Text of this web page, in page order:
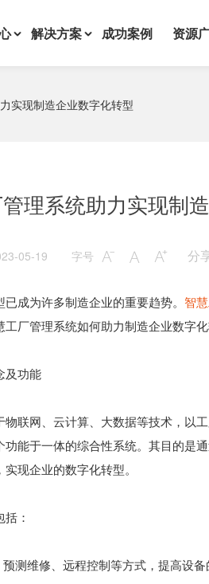
解决方案 成功案例 资源
实现制造企业数字化转型
理系统助力实现制
05-19 字号    分
成为许多制造企业的重要趋势。 智
厂管理系统如何助力制造企业数字化
及功能
联网、云计算、大数据等技术，以
能于一体的综合性系统。其目的是
现企业的数字化转型。
：
测维修、远程控制等方式，提高设备